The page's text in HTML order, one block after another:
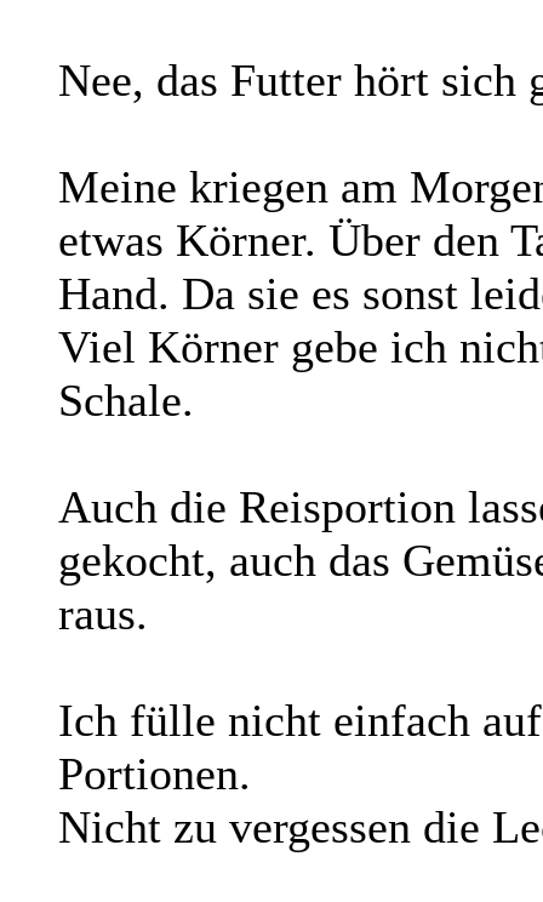
Nee, das Futter hört sich
Meine kriegen am
etwas Körner. Über den
Hand. Da sie es sonst
Viel Körner gebe ich
Schale.
Auch die Reisportion
gekocht, auch das
raus.
Ich fülle nicht einfach
Portionen.
Nicht zu vergessen die